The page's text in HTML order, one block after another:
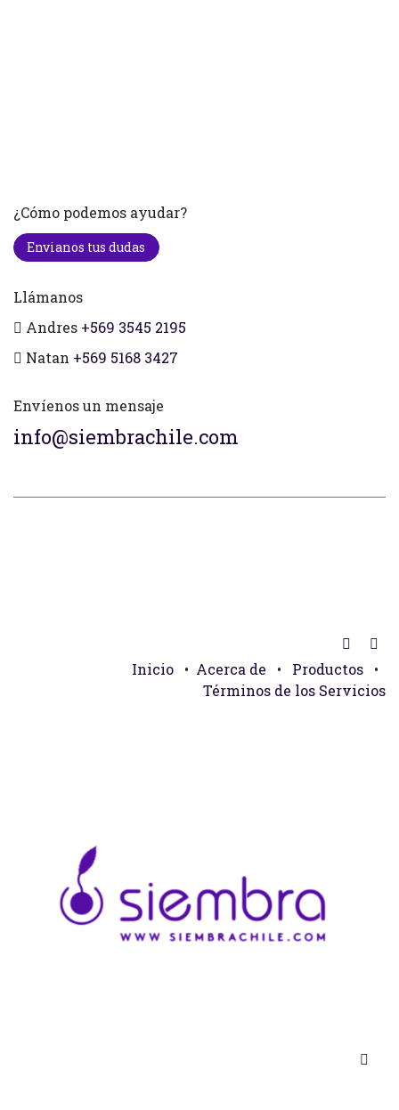
¿Cómo podemos ayudar?
Envianos tus dudas
Llámanos
Andres +569 3545 2195
Natan +569 5168 3427
Envíenos un mensaje
info@siembrachile.com
Inicio • Acerca de • Productos
•
Términos de los Servicios